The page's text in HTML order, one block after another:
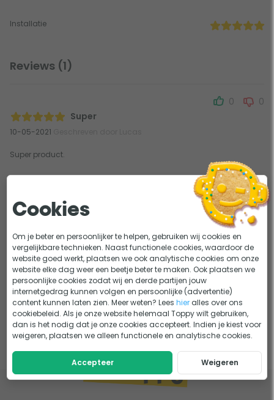
Installatie
Reviews (1)
Super
10-05-2021
0 0
Super product.
Cookies
Om je beter en persoonlijker te helpen, gebruiken wij cookies en
vergelijkbare technieken. Naast functionele cookies, waardoor de
website goed werkt, plaatsen we ook analytische cookies om onze
website elke dag weer een beetje beter te maken. Ook plaatsen we
persoonlijke cookies zodat wij en derde partijen jouw
internetgedrag kunnen volgen en persoonlijke (advertentie)
content kunnen laten zien. Meer weten? Leeshier alles over ons
cookiebeleid. Als je onze website helemaal Toppy wilt gebruiken,
dan is het nodig dat je onze cookies accepteert. Indien je kiest voor
weigeren, plaatsen we alleen functionele en analytische cookies.
Accepteer Weigeren